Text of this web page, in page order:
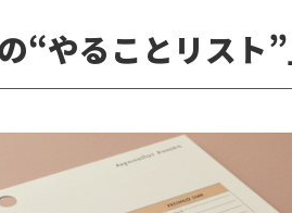
“やることリスト